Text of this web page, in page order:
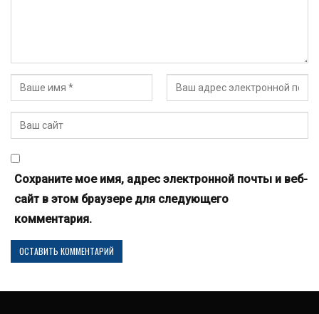
Сохраните мое имя, адрес электронной почты и веб-
сайт в этом браузере для следующего
комментария.